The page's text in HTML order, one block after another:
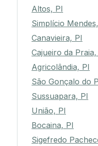
Altos, PI
Simplício
Canavieira, PI
Cajueiro da Praia,
Agricolândia, PI
São Gonçalo do
Sussuapara, PI
União, PI
Bocaina, PI
Sigefredo